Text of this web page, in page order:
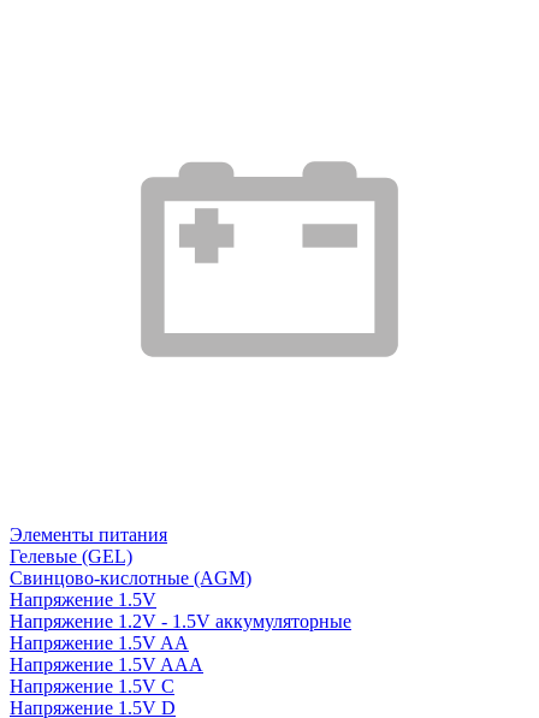
Элементы питания
Гелевые (GEL)
Свинцово-кислотные (AGM)
Напряжение 1.5V
Напряжение 1.2V - 1.5V аккумуляторные
Напряжение 1.5V AA
Напряжение 1.5V AAA
Напряжение 1.5V C
Напряжение 1.5V D